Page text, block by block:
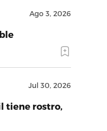
Ago 3, 2026
Jul 30, 2026
tiene rostro,